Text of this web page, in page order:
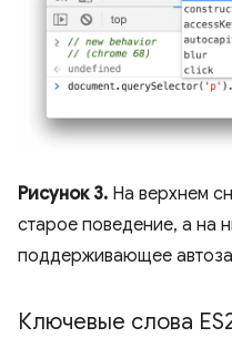
Рисунок 3. На верхнем
старое поведение, а на
поддерживающее
Ключевые слова